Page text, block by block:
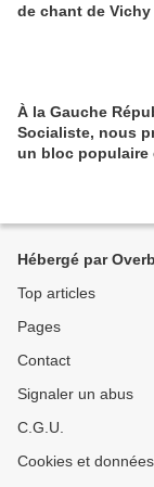
de chant de
À la Gauche
Socialiste, nous
un bloc populaire
Hébergé par
Top articles
Pages
Contact
Signaler un abus
C.G.U.
Cookies et